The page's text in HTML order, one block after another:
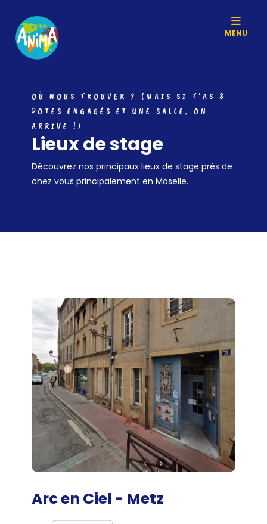
MENU
OÙ NOUS TROUVER ? (MAIS SI T'AS 8
POTES ENGAGÉS ET UNE SALLE, ON
ARRIVE !)
Lieux de stage
Découvrez nos principaux lieux de stage près de
chez vous principalement en Moselle.
Arc en Ciel - Metz